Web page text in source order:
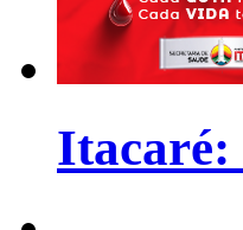
Itacaré: